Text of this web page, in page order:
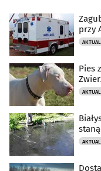
przy
Pies